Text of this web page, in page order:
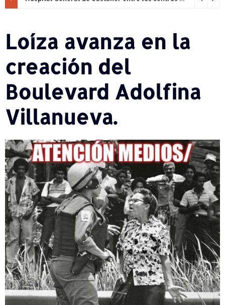
Loíza avanza en la
creación del
Boulevard Adolfina
Villanueva.